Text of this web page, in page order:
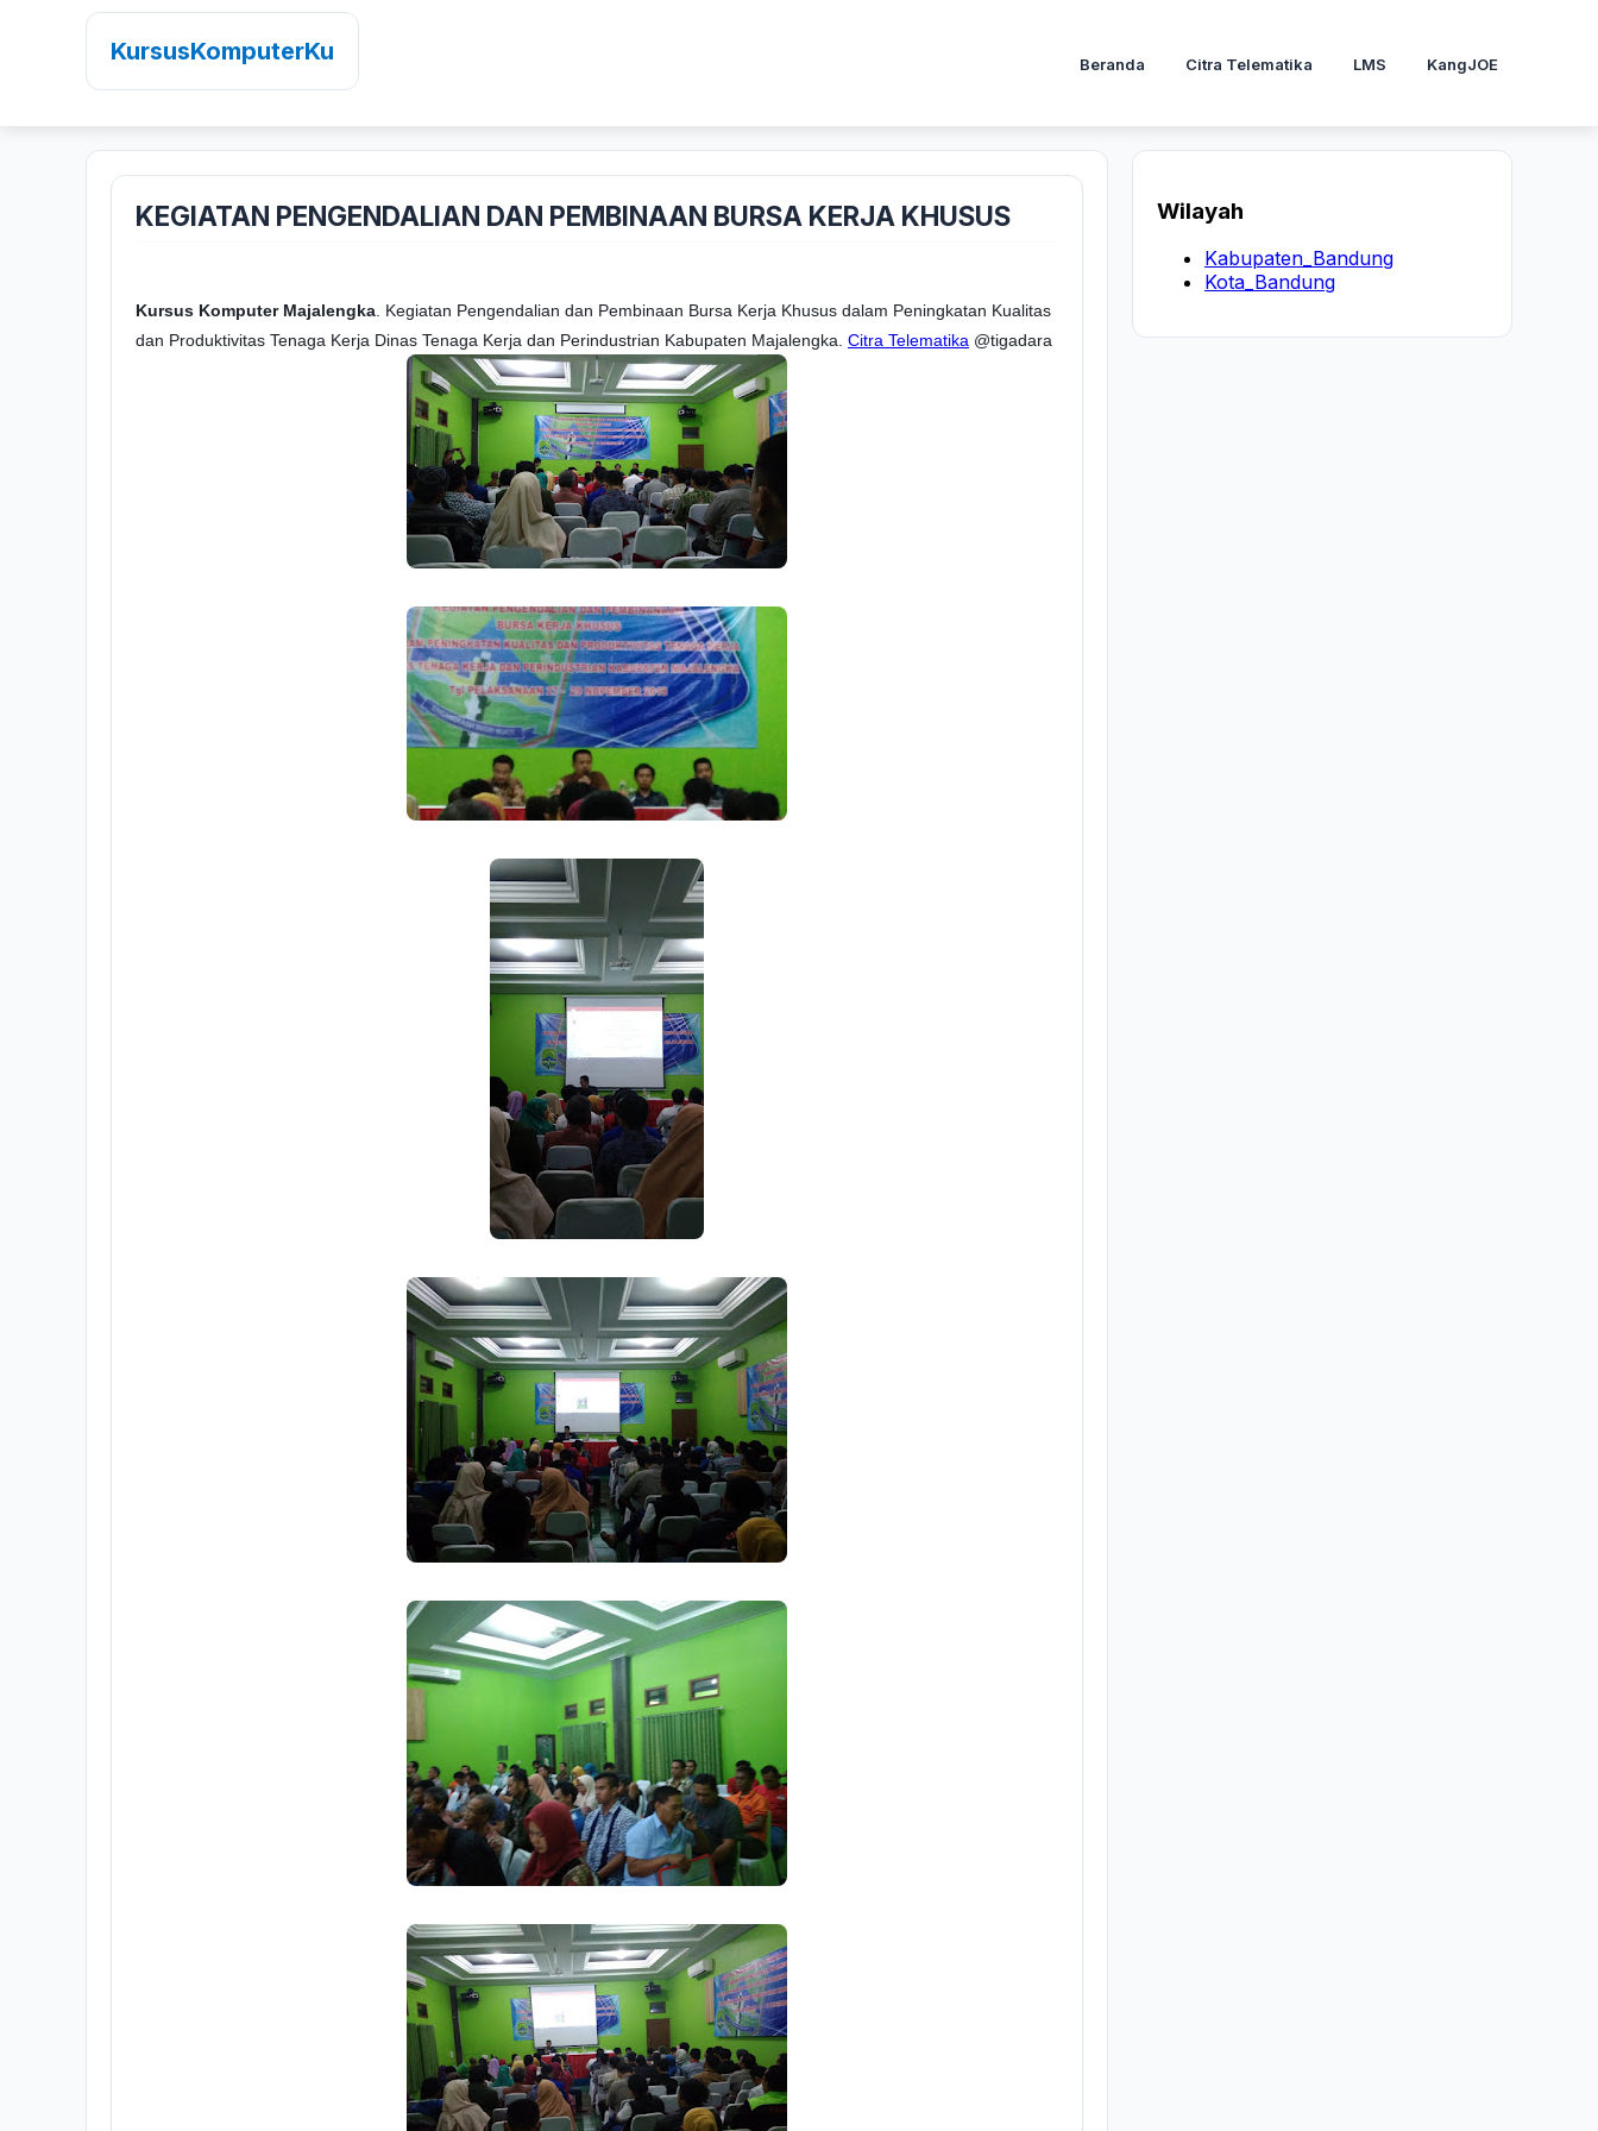
KursusKomputerKu Beranda Citra Telematika LMS KangJOE
KEGIATAN PENGENDALIAN DAN PEMBINAAN BURSA KERJA KHUSUS
Kursus Komputer Majalengka . Kegiatan Pengendalian dan Pembinaan Bursa Kerja Khusus dalam Peningkatan Kualitas
dan Produktivitas Tenaga Kerja Dinas Tenaga Kerja dan Perindustrian Kabupaten Majalengka. Citra Telematika @tigadara
Wilayah
Kabupaten_Bandung
Kota_Bandung